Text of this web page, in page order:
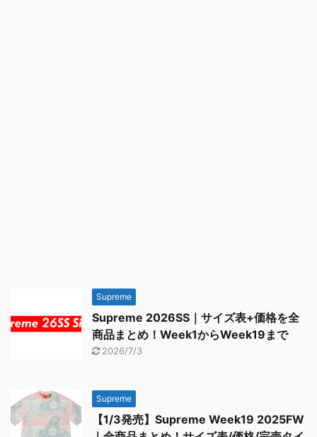
Supreme
Supreme 2026SS｜サイズ表+価格を全
商品まとめ！Week1からWeek19まで
2026/7/3
Supreme
【1/3発売】Supreme Week19 2025FW